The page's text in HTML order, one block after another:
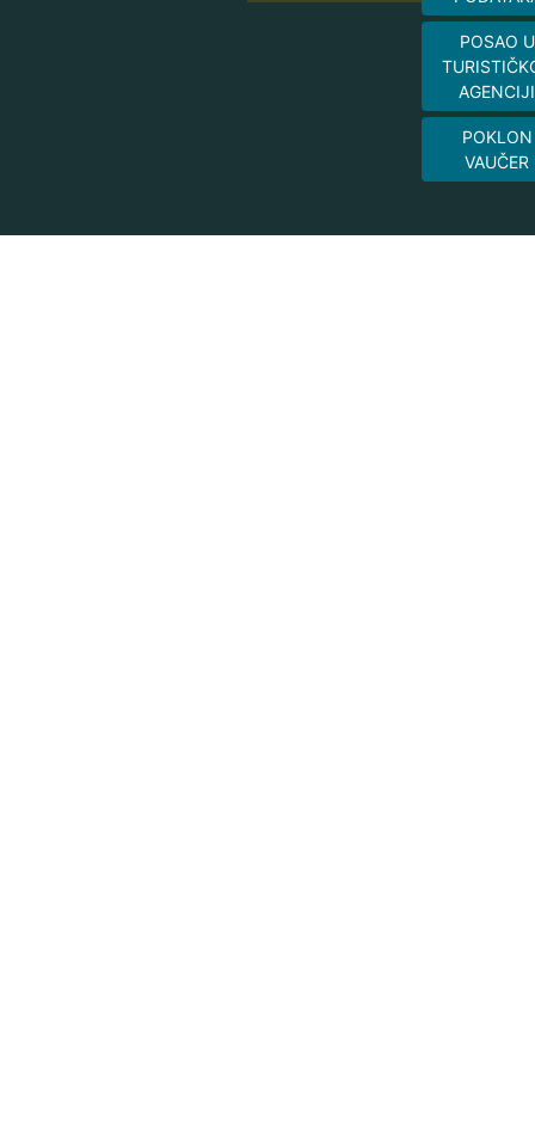
POSAO U
AGENCIJI
POKLON
VAUČER